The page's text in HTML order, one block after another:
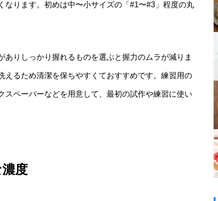
ります。初めは中〜小サイズの「#1〜#3」程度の丸
りしっかり握れるものを選ぶと握力のムラが減りま
るため清潔を保ちやすくておすすめです。練習用の
ペーパーなどを用意して、最初の試作や練習に使い
度